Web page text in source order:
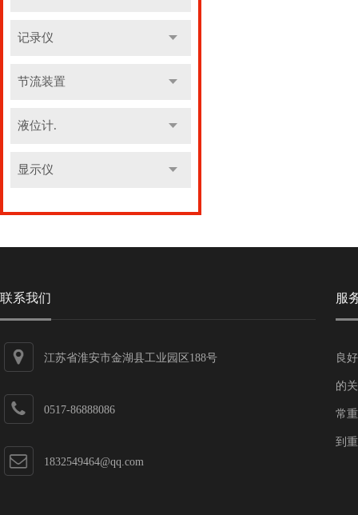
记录仪
节流装置
液位计.
显示仪
联系我们
江苏省淮安市金湖县工业园区188号
0517-86888086
1832549464@qq.com
服
良
的
常
到